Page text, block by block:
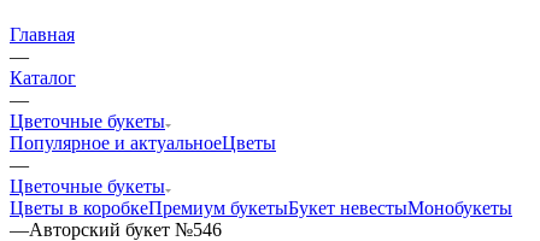
Главная
—
Каталог
—
Цветочные букеты
Популярное и актуальноеЦветы
—
Цветочные букеты
Цветы в коробкеПремиум букетыБукет невестыМонобукеты
—Авторский букет №546